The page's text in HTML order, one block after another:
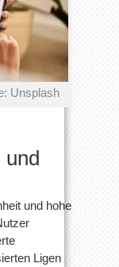
Unsplash
und
und hohe
Ligen